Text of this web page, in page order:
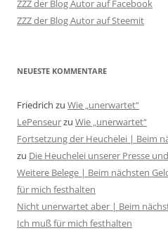
ZZZ der Blog Autor auf Facebook
ZZZ der Blog Autor auf Steemit
NEUESTE KOMMENTARE
Friedrich zu Wie „unerwartet“
LePenseurzu Wie „unerwartet“
Fortsetzung der Heuchelei | Beim
zu Die Heuchelei unserer Presse
Weitere Belege | Beim nächsten
für mich festhalten
Nicht unerwartet aber | Beim
Ich muß für mich festhalten